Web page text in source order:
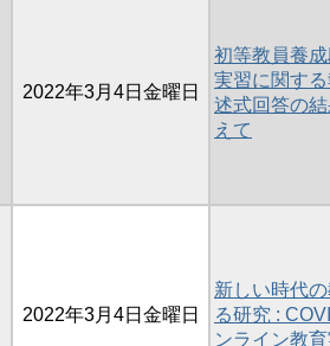
2022年3月4日金曜日
初等教員養
実習に関す
述式回答の
えて
2022年3月4日金曜日
新しい時代
る研究 :
ンライン教